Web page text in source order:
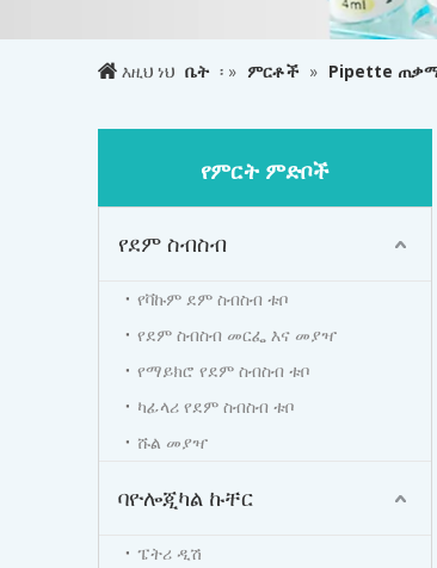
እዚህ ነህ ቤት ፡ » ምርቶች » Pipette
የምርት ምድቦች
የደም ስብስብ
የቫኩም ደም ስብስብ ቱቦ
የደም ስብስብ መርፌ እና መያዣ
የማይክሮ የደም ስብስብ ቱቦ
ካፊላሪ የደም ስብስብ ቱቦ
ሹል መያዣ
ባዮሎጂካል ኩቸር
ፔትሪ ዲሽ